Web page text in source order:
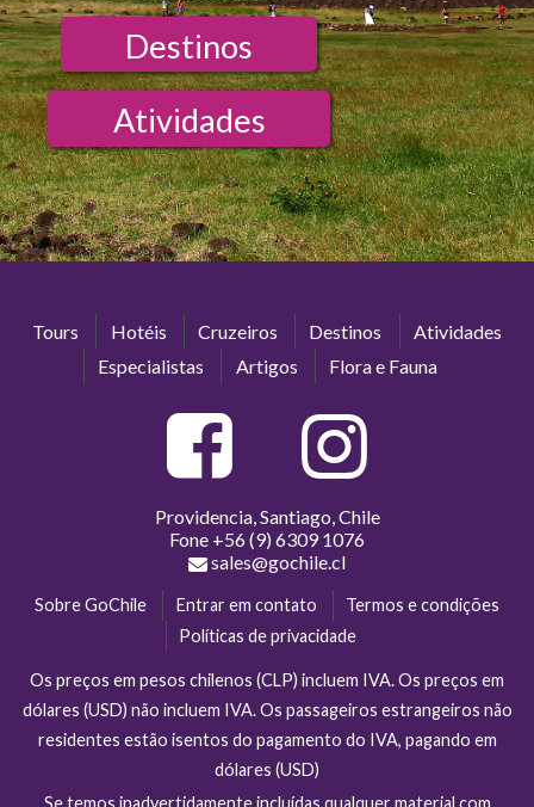
Destinos
Atividades
Tours Hotéis Cruzeiros Destinos
Atividades
Especialistas
Artigos Flora e Fauna
Providencia, Santiago, Chile
Fone +56 (9) 6309 1076
sales@gochile.cl
Sobre GoChile Entrar em contato
Termos e condições
Políticas de privacidade
Os preços em pesos chilenos (CLP) incluem IVA. Os preços em
dólares (USD) não incluem IVA. Os passageiros estrangeiros não
residentes estão isentos do pagamento do IVA, pagando em
dólares (USD)
Se temos inadvertidamente incluídas qualquer material com